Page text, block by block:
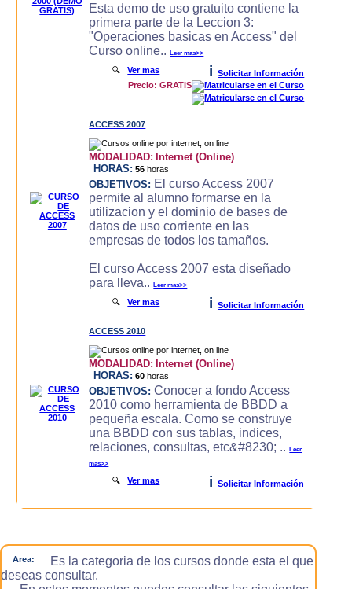
Esta demo de uso gratuito contiene la
primera parte de la Leccion 3:
"Operaciones basicas en Access" del
Curso online..Leer mas>>
🔍Ver mas i
Solicitar Información
Precio: GRATIS
ACCESS 2007
MODALIDAD: Internet (Online)
HORAS: 56 horas
OBJETIVOS: El curso Access 2007
permite al alumno formarse en la
utilizacion y el dominio de bases de
datos de uso corriente en las
empresas de todos los tamaños.
El curso Access 2007 esta diseñado
para lleva..Leer mas>>
🔍Ver mas i Solicitar Información
ACCESS 2010
MODALIDAD: Internet (Online)
HORAS: 60 horas
OBJETIVOS: Conocer a fondo Access
2010 como herramienta de BBDD a
pequeña escala. Como se construye
una BBDD con sus tablas, indices,
relaciones, consultas, etc&#8230; ..Leer
mas>>
🔍Ver mas i Solicitar Información
Area:
Es la categoria de los cursos donde esta el que
deseas consultar.